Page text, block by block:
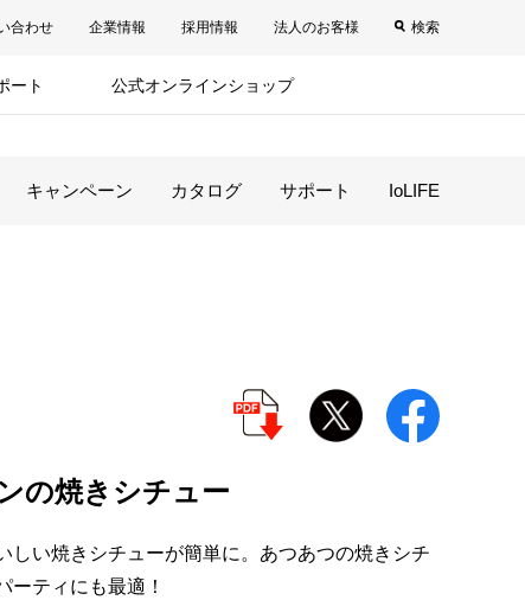
合わせ 企業情報 採用情報 法人のお客様 検索
ート 公式オンラインショップ
キャンペーン カタログ サポート IoLIFE
の焼きシチュー
しい焼きシチューが簡単に。あつあつの焼きシチ
ーティにも最適！